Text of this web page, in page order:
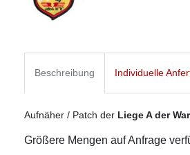
Beschreibung Individuelle
Aufnäher / Patch der Liege A der
Größere Mengen auf Anfrage